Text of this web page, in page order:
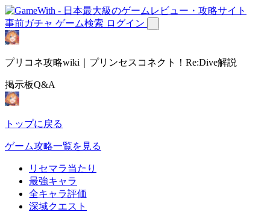
事前ガチャ ゲーム検索 ログイン
プリコネ攻略wiki｜プリンセスコネクト！Re:Dive解説
掲示板Q&A
トップに戻る
ゲーム攻略一覧を見る
リセマラ当たり
最強キャラ
全キャラ評価
深域クエスト